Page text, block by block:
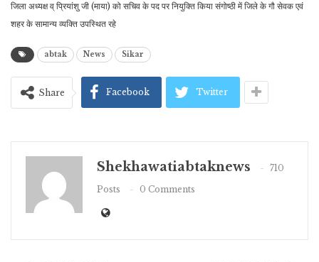
जिला अध्यक्ष व् प्रियांशु जी (माया) को सचिव के पद पर नियुक्ति किया संगोष्ठी में जिले के गौ सेवक एवं
शहर के सामान्य व्यक्ति उपस्थित रहे
abtak News Sikar
Share Facebook Twitter
Shekhawatiabtaknews
710
Posts
0 Comments